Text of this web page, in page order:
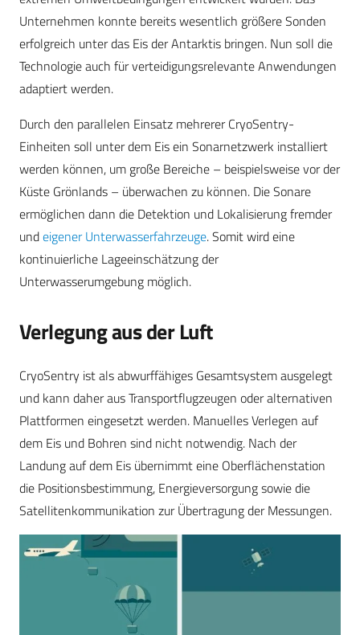
Unternehmen konnte bereits wesentlich größere Sonden
erfolgreich unter das Eis der Antarktis bringen. Nun soll die
Technologie auch für verteidigungsrelevante Anwendungen
adaptiert werden.
Durch den parallelen Einsatz mehrerer CryoSentry-
Einheiten soll unter dem Eis ein Sonarnetzwerk installiert
werden können, um große Bereiche – beispielsweise vor der
Küste Grönlands – überwachen zu können. Die Sonare
ermöglichen dann die Detektion und Lokalisierung fremder
undeigener Unterwasserfahrzeuge. Somit wird eine
kontinuierliche Lageeinschätzung der
Unterwasserumgebung möglich.
Verlegung aus der Luft
CryoSentry ist als abwurffähiges Gesamtsystem ausgelegt
und kann daher aus Transportflugzeugen oder alternativen
Plattformen eingesetzt werden. Manuelles Verlegen auf
dem Eis und Bohren sind nicht notwendig. Nach der
Landung auf dem Eis übernimmt eine Oberflächenstation
die Positionsbestimmung, Energieversorgung sowie die
Satellitenkommunikation zur Übertragung der Messungen.